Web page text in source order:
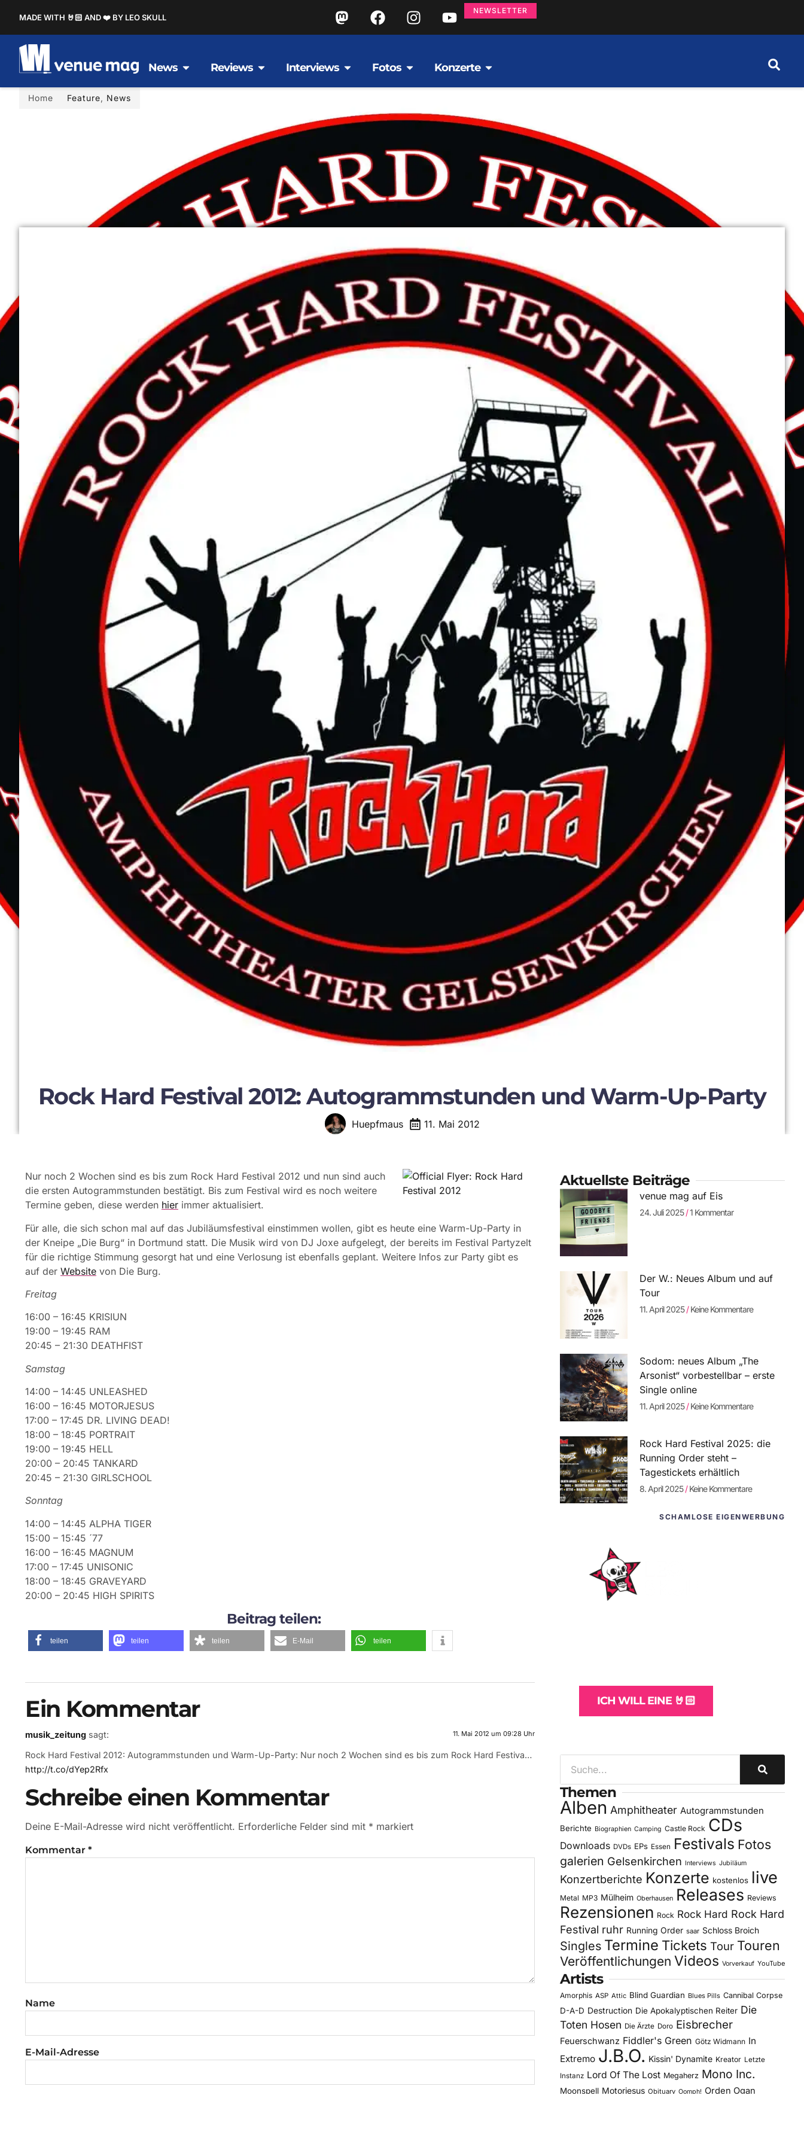
MADE WITH 🤘🏻 AND ❤️ BY LEO SKULL
NEWSLETTER
News Reviews Interviews Fotos Konzerte
Home Feature, News
Rock Hard Festival 2012: Autogrammstunden und Warm-Up-Party
Huepfmaus 11. Mai 2012
Nur noch 2 Wochen sind es bis zum Rock Hard Festival 2012 und nun sind auch
die ersten Autogrammstunden bestätigt. Bis zum Festival wird es noch weitere
Termine geben, diese werden hier immer aktualisiert.
Für alle, die sich schon mal auf das Jubiläumsfestival einstimmen wollen, gibt es heute eine Warm-Up-Party in
der Kneipe „Die Burg“ in Dortmund statt. Die Musik wird von DJ Joxe aufgelegt, der bereits im Festival Partyzelt
für die richtige Stimmung gesorgt hat und eine Verlosung ist ebenfalls geplant. Weitere Infos zur Party gibt es
auf der Website von Die Burg.
Freitag
16:00 – 16:45 KRISIUN
19:00 – 19:45 RAM
20:45 – 21:30 DEATHFIST
Samstag
14:00 – 14:45 UNLEASHED
16:00 – 16:45 MOTORJESUS
17:00 – 17:45 DR. LIVING DEAD!
18:00 – 18:45 PORTRAIT
19:00 – 19:45 HELL
20:00 – 20:45 TANKARD
20:45 – 21:30 GIRLSCHOOL
Sonntag
14:00 – 14:45 ALPHA TIGER
15:00 – 15:45 ´77
16:00 – 16:45 MAGNUM
17:00 – 17:45 UNISONIC
18:00 – 18:45 GRAVEYARD
20:00 – 20:45 HIGH SPIRITS
Beitrag teilen:
teilen teilen teilen E-Mail teilen
Ein Kommentar
musik_zeitung sagt: 11. Mai 2012 um 09:28 Uhr
Rock Hard Festival 2012: Autogrammstunden und Warm-Up-Party: Nur noch 2 Wochen sind es bis zum Rock Hard Festiva…
http://t.co/dYep2Rfx
Schreibe einen Kommentar
Deine E-Mail-Adresse wird nicht veröffentlicht. Erforderliche Felder sind mit * markiert
Kommentar *
Name
E-Mail-Adresse
Aktuellste Beiträge
venue mag auf Eis
24. Juli 2025 1 Kommentar
Der W.: Neues Album und auf
Tour
11. April 2025 Keine Kommentare
Sodom: neues Album „The
Arsonist“ vorbestellbar – erste
Single online
11. April 2025 Keine Kommentare
Rock Hard Festival 2025: die
Running Order steht –
Tagestickets erhältlich
8. April 2025 Keine Kommentare
SCHAMLOSE EIGENWERBUNG
ICH WILL EINE 🤘🏻
Themen
Alben Amphitheater Autogrammstunden
Berichte Biographien Camping Castle Rock CDs
Downloads DVDs EPs Essen Festivals Fotos
galerien Gelsenkirchen Interviews Jubiläum
Konzertberichte Konzerte kostenlos live
Metal MP3 Mülheim Oberhausen Releases Reviews
Rezensionen Rock Rock Hard Rock Hard
Festival ruhr Running Order saar Schloss Broich
Singles Termine Tickets Tour Touren
Veröffentlichungen Videos Vorverkauf YouTube
Artists
Amorphis ASP Attic Blind Guardian Blues Pills Cannibal Corpse
D-A-D Destruction Die Apokalyptischen Reiter Die
Toten Hosen Die Ärzte Doro Eisbrecher
Feuerschwanz Fiddler's Green Götz Widmann In
Extremo J.B.O. Kissin' Dynamite Kreator Letzte
Instanz Lord Of The Lost Megaherz Mono Inc.
Moonspell Motorjesus Obituary Oomph! Orden Ogan